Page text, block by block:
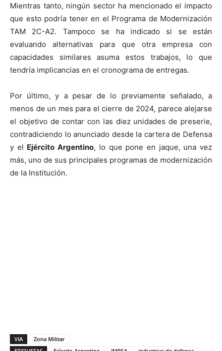
Mientras tanto, ningún sector ha mencionado el impacto
que esto podría tener en el Programa de Modernización
TAM 2C-A2. Tampoco se ha indicado si se están
evaluando alternativas para que otra empresa con
capacidades similares asuma estos trabajos, lo que
tendría implicancias en el cronograma de entregas.
Por último, y a pesar de lo previamente señalado, a
menos de un mes para el cierre de 2024, parece alejarse
el objetivo de contar con las diez unidades de preserie,
contradiciendo lo anunciado desde la cartera de Defensa
y el Ejército Argentino, lo que pone en jaque, una vez
más, uno de sus principales programas de modernización
de la Institución.
VIA
Zona Militar